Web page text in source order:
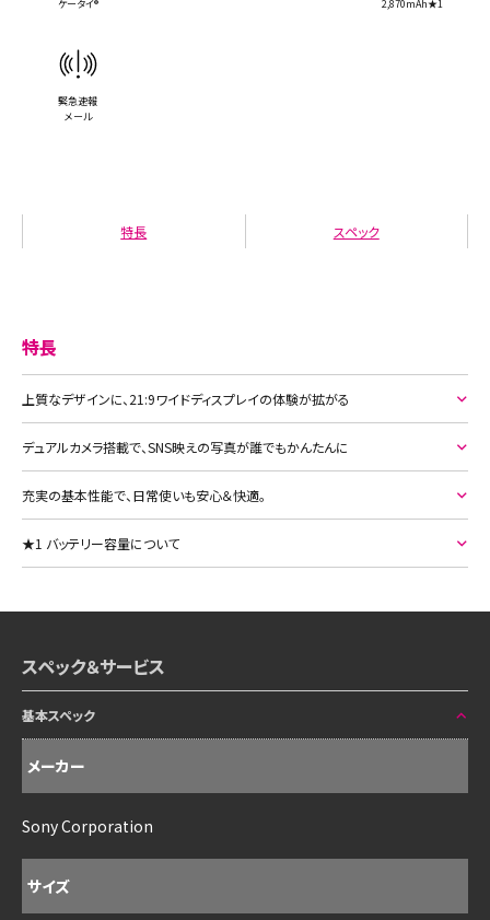
ケータイ®
2,870mAh★1
緊急速報
メール
特長 スペック
特長
上質なデザインに、21:9ワイドディスプレイの体験が拡がる
デュアルカメラ搭載で、SNS映えの写真が誰でもかんたんに
充実の基本性能で、日常使いも安心＆快適。
★1 バッテリー容量について
スペック＆サービス
基本スペック
メーカー
Sony Corporation
サイズ